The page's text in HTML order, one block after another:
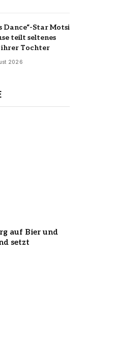
Dance“-Star Motsi
teilt seltenes
ihrer Tochter
2026
auf Bier und
setzt